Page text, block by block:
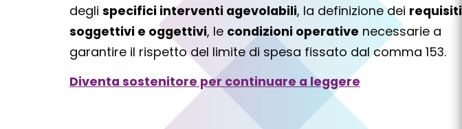
degli specifici interventi agevolabili, la definizione dei requisiti
soggettivi e oggettivi, le condizioni operative necessarie a
garantire il rispetto del limite di spesa fissato dal comma 153.
Diventa sostenitore per continuare a leggere